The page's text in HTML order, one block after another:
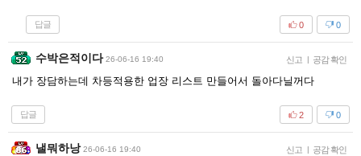
답글 0
0
수박은적이다 26-06-16 19:40 신고 | 공감 확인
내가 장담하는데 차등적용한 업장 리스트 만들어서 돌아다닐꺼다
답글 0
2
낼뭐하낭 26-06-16 19:40 신고 | 공감 확인